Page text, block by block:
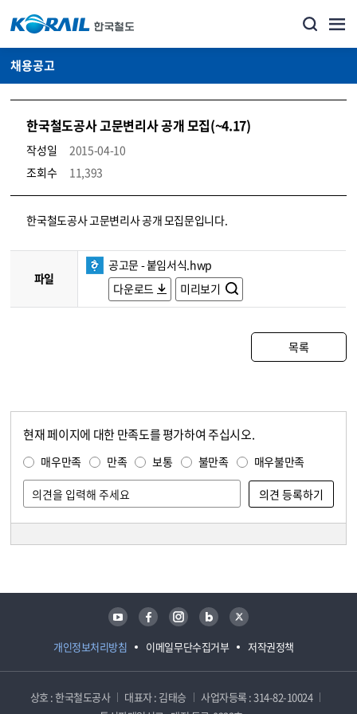
채용공고
한국철도공사 고문변리사 공개 모집(~4.17)
작성일
2015-04-10
조회수
11,393
코레일소개_경영공시_채용공고 상세보기 – 내용, 파일, 담당자 연락처로 구성
한국철도공사 고문변리사 공개 모집문입니다.
파일
공고문 - 붙임서식.hwp
다운로드
미리보기
목록
현재 페이지에 대한 만족도를 평가하여 주십시오.
매우만족 만족 보통 불만족 매우불만족
개인정보처리방침 이메일무단수집거부 저작권정책
유튜브 페이스북 인스타그램 블로그 트위터
상호 : 한국철도공사 대표자 : 김태승
사업자등록 : 314-82-10024